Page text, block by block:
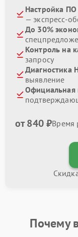
Настройка
— экспресс-
До 30%
Контроль на
запросу
Диагностика
выявление
Официальная
от 840 ₽Время
Почему